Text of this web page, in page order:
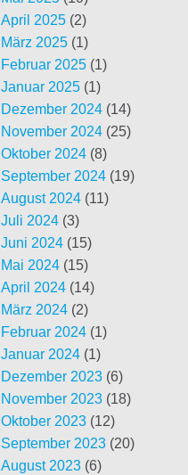
April 2025(2)
März 2025(1)
Februar 2025(1)
Januar 2025(1)
Dezember 2024(14)
November 2024(25)
Oktober 2024(8)
September 2024(19)
August 2024(11)
Juli 2024(3)
Juni 2024(15)
Mai 2024(15)
April 2024(14)
März 2024(2)
Februar 2024(1)
Januar 2024(1)
Dezember 2023(6)
November 2023(18)
Oktober 2023(12)
September 2023(20)
August 2023(6)